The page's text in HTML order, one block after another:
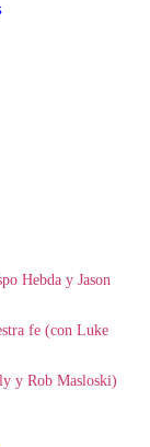
Hebda y Jason
fe (con Luke
y Rob Masloski)